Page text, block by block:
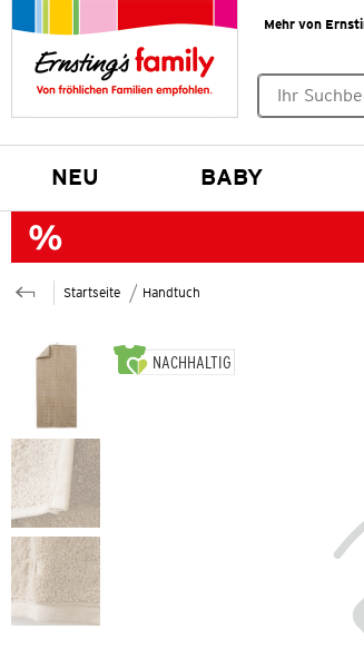
Mehr von
NEU BABY
Startseite Handtuch
NACHHALTIG